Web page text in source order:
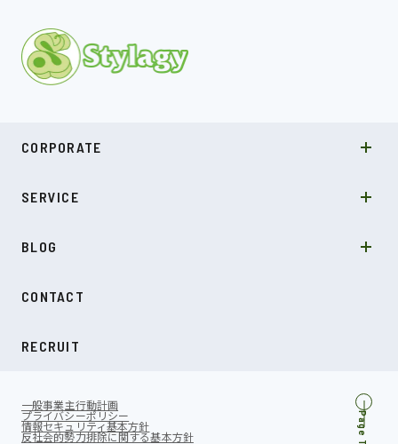
CORPORATE
COMPANY
NEWS
SERVICE
受託開発
BLOG
SDGs
CONTACT
RECRUIT
一般事業主行動計画
プライバシーポリシー
情報セキュリティ基本方針
反社会的勢力排除に関する基本方針